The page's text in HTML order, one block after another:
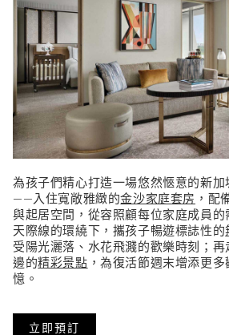
為孩子們精心打造一場悠然愜意的新加
——入住寬敞雅緻的金沙家庭套房 ，配
與起居空間，從容照顧每位家庭成員的
天際線的環繞下，攜孩子暢遊標誌性的
受陽光灑落、水花飛濺的歡樂時刻；再
邊的精彩景點 ，為復活節週末增添更多
憶。
立即預訂